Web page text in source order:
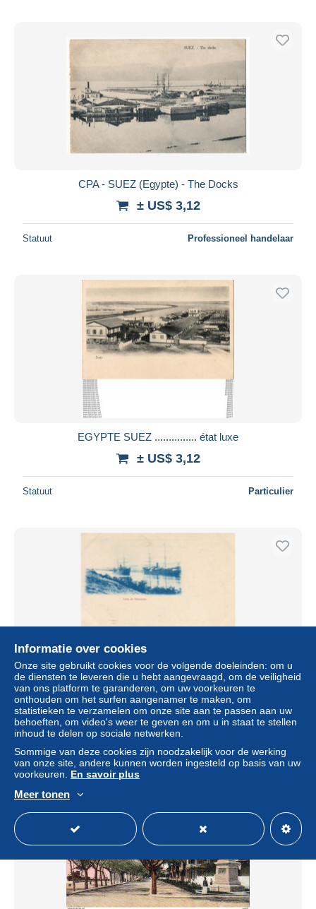
CPA - SUEZ (Egypte) - The Docks
± US$ 3,12
Statuut Professioneel handelaar
EGYPTE SUEZ ............... état luxe
± US$ 3,12
Statuut Particulier
EGYPTE Gare de TOUSSOUN ............... état luxe
± US$ 2,08
Informatie over cookies
Onze site gebruikt cookies voor de volgende doeleinden: om u
de diensten te leveren die u hebt aangevraagd, om de veiligheid
van ons platform te garanderen, om uw voorkeuren te
onthouden om het surfen aangenamer te maken, om
statistieken te verzamelen om onze site aan te passen aan uw
behoeften, om video's weer te geven en om u in staat te stellen
inhoud te delen op sociale netwerken.
Sommige van deze cookies zijn noodzakelijk voor de werking
van onze site, andere kunnen worden ingesteld op basis van uw
voorkeuren. En savoir plus
Meer tonen